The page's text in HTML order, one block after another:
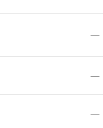
—
—
—